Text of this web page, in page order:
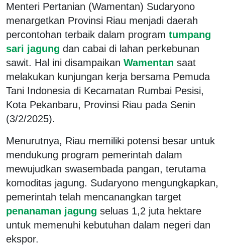
Menteri Pertanian (Wamentan) Sudaryono
menargetkan Provinsi Riau menjadi daerah
percontohan terbaik dalam program tumpang
sari jagung dan cabai di lahan perkebunan
sawit. Hal ini disampaikan Wamentan saat
melakukan kunjungan kerja bersama Pemuda
Tani Indonesia di Kecamatan Rumbai Pesisi,
Kota Pekanbaru, Provinsi Riau pada Senin
(3/2/2025).
Menurutnya, Riau memiliki potensi besar untuk
mendukung program pemerintah dalam
mewujudkan swasembada pangan, terutama
komoditas jagung. Sudaryono mengungkapkan,
pemerintah telah mencanangkan target
penanaman jagung seluas 1,2 juta hektare
untuk memenuhi kebutuhan dalam negeri dan
ekspor.